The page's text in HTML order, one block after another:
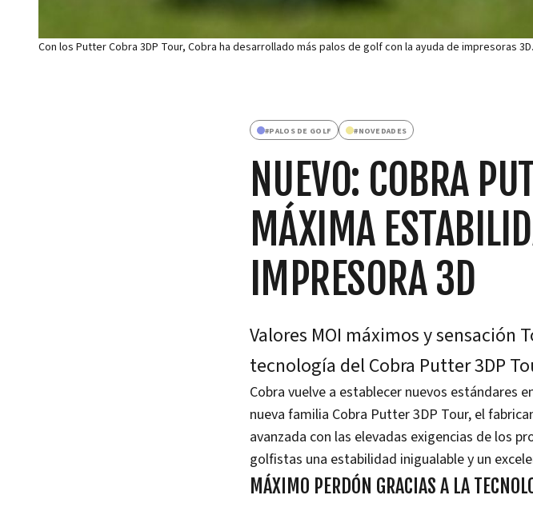
Con los Putter Cobra 3DP Tour, Cobra ha desarrollado más palos de golf con la ayuda de impresoras
#PALOS DE GOLF #NOVEDADES
NUEVO: COBRA
MÁXIMA
IMPRESORA 3D
Valores MOI máximos y sensación
tecnología del Cobra Putter 3DP
Cobra vuelve a establecer nuevos estándares
nueva familia Cobra Putter 3DP Tour, el
avanzada con las elevadas exigencias de los
golfistas una estabilidad inigualable y un
MÁXIMO PERDÓN GRACIAS A LA